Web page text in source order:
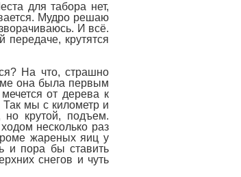
для табора нет,
Мудро решаю
И всё.
крутятся
На что, страшно
она была первым
от дерева к
Так мы с километр и
но крутой, подъем.
несколько раз
жареных яиц у
и пора бы ставить
снегов и чуть